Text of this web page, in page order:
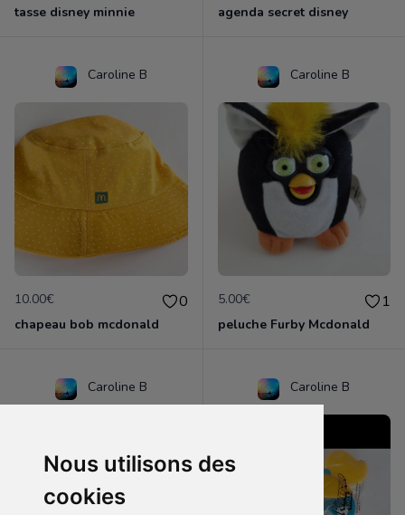
Nous utilisons des
cookies
tasse disney minnie agenda secret disney
Caroline B
10.00€ 0
chapeau bob mcdonald
Caroline B
5.00€ 1
peluche Furby Mcdonald
Caroline B Caroline B